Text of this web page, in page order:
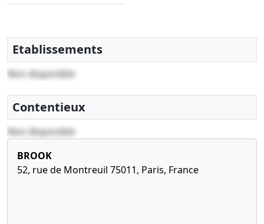
Etablissements
Non disponible
Contentieux
Non disponible
BROOK
52, rue de Montreuil 75011, Paris, France